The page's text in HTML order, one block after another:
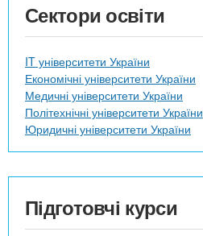
Сектори освіти
IT університети України
Економічні університети України
Медичні університети України
Політехнічні університети України
Юридичні університети України
Підготовчі курси